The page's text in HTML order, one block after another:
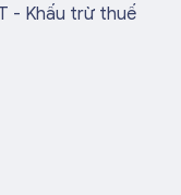
- Khấu trừ thuế